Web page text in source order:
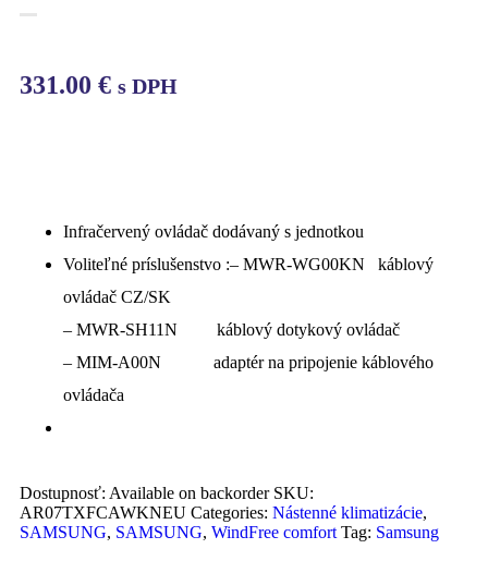
331.00 € s DPH
Infračervený ovládač dodávaný s jednotkou
Voliteľné príslušenstvo :– MWR-WG00KN káblový
ovládač CZ/SK
– MWR-SH11N káblový dotykový ovládač
– MIM-A00N adaptér na pripojenie káblového
ovládača
Dostupnosť: Available on backorder SKU:
AR07TXFCAWKNEU Categories: Nástenné klimatizácie,
SAMSUNG, SAMSUNG, WindFree comfort Tag: Samsung